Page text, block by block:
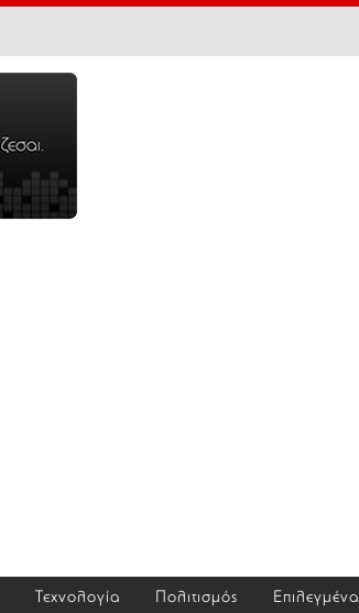
Τεχνολογία Πολιτισμός Επιλεγμένα